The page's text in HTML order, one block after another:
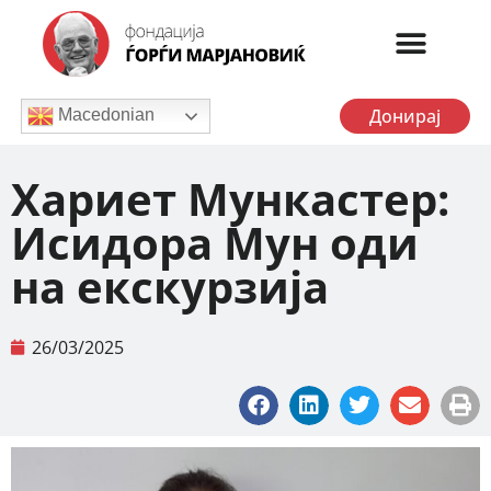
Macedonian Донирај
Хариет Мункастер:
Исидора Мун оди
на екскурзија
26/03/2025